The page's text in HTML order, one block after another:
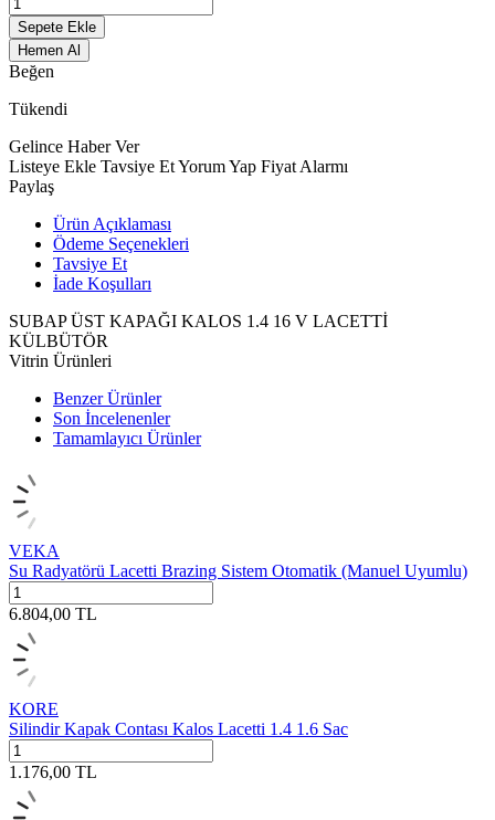
Sepete Ekle
Hemen Al
Beğen
Tükendi
Gelince Haber Ver
Listeye Ekle Tavsiye EtYorum Yap Fiyat Alarmı
Paylaş
Ürün Açıklaması
Ödeme Seçenekleri
Tavsiye Et
İade Koşulları
SUBAP ÜST KAPAĞI KALOS 1.4 16 V LACETTİ
KÜLBÜTÖR
Vitrin Ürünleri
Benzer Ürünler
Son İncelenenler
Tamamlayıcı Ürünler
VEKA
Su Radyatörü Lacetti Brazing Sistem Otomatik (Manuel Uyumlu)
6.804,00 TL
KORE
Silindir Kapak Contası Kalos Lacetti 1.4 1.6 Sac
1.176,00 TL